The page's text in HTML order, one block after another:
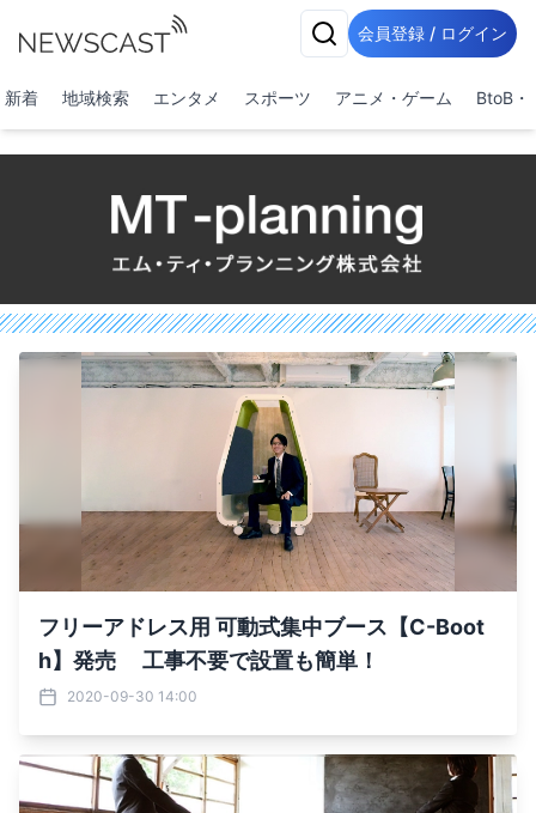
会員登録 / ログイン
新着 地域検索 エンタメ スポーツ アニメ・ゲーム BtoB・
フリーアドレス用 可動式集中ブース【C-Boot
h】発売 工事不要で設置も簡単！
2020-09-30 14:00